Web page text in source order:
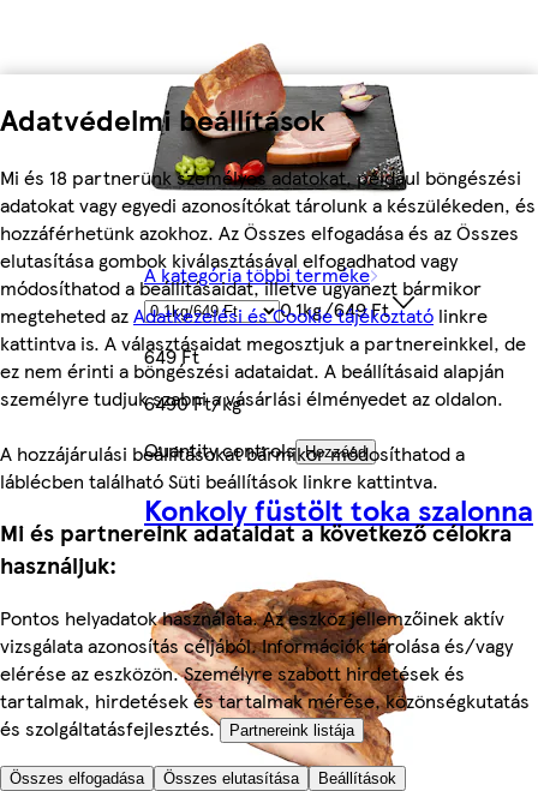
Adatvédelmi beállítások
Mi és 18 partnerünk személyes adatokat, például böngészési
adatokat vagy egyedi azonosítókat tárolunk a készülékeden, és
hozzáférhetünk azokhoz. Az Összes elfogadása és az Összes
elutasítása gombok kiválasztásával elfogadhatod vagy
módosíthatod a beállításaidat, illetve ugyanezt bármikor
megteheted azAdatkezelési és Cookie tájékoztató linkre
kattintva is. A választásaidat megosztjuk a partnereinkkel, de
ez nem érinti a böngészési adataidat. A beállításaid alapján
személyre tudjuk szabni a vásárlási élményedet az oldalon.
A hozzájárulási beállításokat bármikor módosíthatod a
láblécben található Süti beállítások linkre kattintva.
Mi és partnereink adataidat a következő célokra
használjuk:
Pontos helyadatok használata. Az eszköz jellemzőinek aktív
vizsgálata azonosítás céljából. Információk tárolása és/vagy
elérése az eszközön. Személyre szabott hirdetések és
tartalmak, hirdetések és tartalmak mérése, közönségkutatás
és szolgáltatásfejlesztés.
Partnereink listája
Összes elfogadása Összes elutasítása Beállítások
A kategória többi terméke
0.1kg/649 Ft
649 Ft
6490 Ft/kg
Quantity controls Hozzáad
Konkoly füstölt toka szalonna